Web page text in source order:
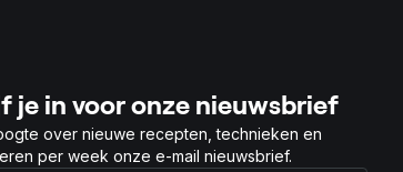
je in voor onze nieuwsbrief
over nieuwe recepten, technieken en
per week onze e-mail nieuwsbrief.